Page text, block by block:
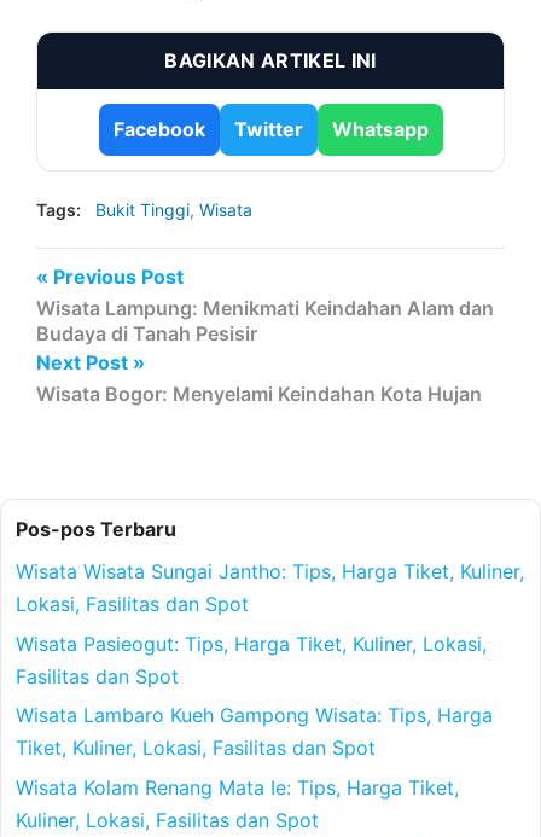
BAGIKAN ARTIKEL INI
Facebook Twitter Whatsapp
Tags: Bukit Tinggi, Wisata
« Previous Post
Wisata Lampung: Menikmati Keindahan Alam dan
Budaya di Tanah Pesisir
Next Post »
Wisata Bogor: Menyelami Keindahan Kota Hujan
Pos-pos Terbaru
Wisata Wisata Sungai Jantho: Tips, Harga Tiket, Kuliner,
Lokasi, Fasilitas dan Spot
Wisata Pasieogut: Tips, Harga Tiket, Kuliner, Lokasi,
Fasilitas dan Spot
Wisata Lambaro Kueh Gampong Wisata: Tips, Harga
Tiket, Kuliner, Lokasi, Fasilitas dan Spot
Wisata Kolam Renang Mata Ie: Tips, Harga Tiket,
Kuliner, Lokasi, Fasilitas dan Spot